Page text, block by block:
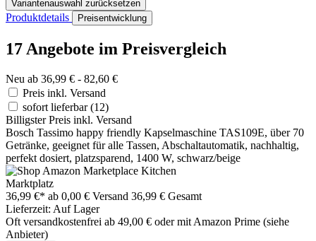
Variantenauswahl zurücksetzen
Produktdetails Preisentwicklung
17 Angebote im Preisvergleich
Neu ab 36,99 € - 82,60 €
Preis inkl. Versand
sofort lieferbar(12)
Billigster Preis inkl. Versand
Bosch Tassimo happy friendly Kapselmaschine TAS109E, über 70
Getränke, geeignet für alle Tassen, Abschaltautomatik, nachhaltig,
perfekt dosiert, platzsparend, 1400 W, schwarz/beige
Marktplatz
36,99 €* ab 0,00 € Versand 36,99 € Gesamt
Lieferzeit: Auf Lager
Oft versandkostenfrei ab 49,00 € oder mit Amazon Prime (siehe
Anbieter)